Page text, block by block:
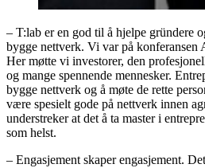
– T:lab er en god til å hjelpe gründere
bygge nettverk. Vi var på
Her møtte vi investorer, den
og mange spennende mennesker.
bygge nettverk og å møte de rette
være spesielt gode på nettverk innen
understreker at det å ta master i
som helst.
– Engasjement skaper engasjement.